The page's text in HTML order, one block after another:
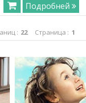
Подробней
: 22 Страница : 1